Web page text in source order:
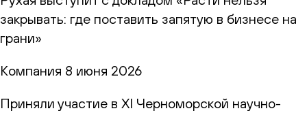
закрывать: где поставить запятую в бизнесе на
грани»
Компания 8 июня 2026
Приняли участие в XI Черноморской научно-